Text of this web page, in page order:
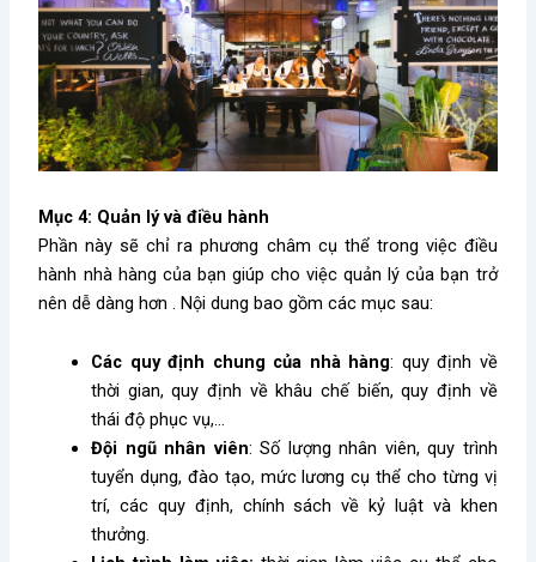
Mục 4: Quản lý và điều hành
Phần này sẽ chỉ ra phương châm cụ thể trong việc điều
hành nhà hàng của bạn giúp cho việc quản lý của bạn trở
nên dễ dàng hơn . Nội dung bao gồm các mục sau:
Các quy định chung của nhà hàng: quy định về
thời gian, quy định về khâu chế biến, quy định về
thái độ phục vụ,…
Đội ngũ nhân viên: Số lượng nhân viên, quy trình
tuyển dụng, đào tạo, mức lương cụ thể cho từng vị
trí, các quy định, chính sách về kỷ luật và khen
thưởng.